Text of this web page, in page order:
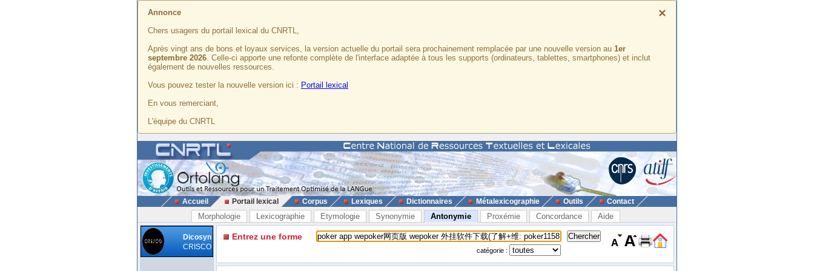
×
Annonce
Chers usagers du portail lexical du CNRTL,
Après vingt ans de bons et loyaux services, la version actuelle du portail sera prochainement remplacée par une nouvelle version au 1er
septembre 2026. Celle-ci apporte une refonte complète de l'interface adaptée à tous les supports (ordinateurs, tablettes, smartphones) et inclut
également de nouvelles ressources.
Vous pouvez tester la nouvelle version ici : Portail lexical
En vous remerciant,
L'équipe du CNRTL
Accueil Portail lexical Corpus Lexiques Dictionnaires Métalexicographie Outils Contact
Morphologie Lexicographie Etymologie Synonymie Antonymie Proxémie Concordance Aide
Dicosyn
CRISCO
Entrez une forme
catégorie :